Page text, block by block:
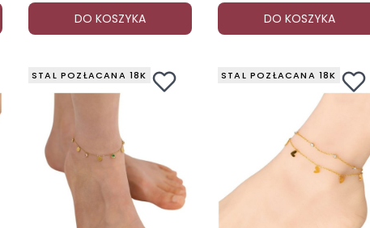
DO KOSZYKA DO KOSZYKA
STAL POZŁACANA 18K STAL POZŁACANA 18K